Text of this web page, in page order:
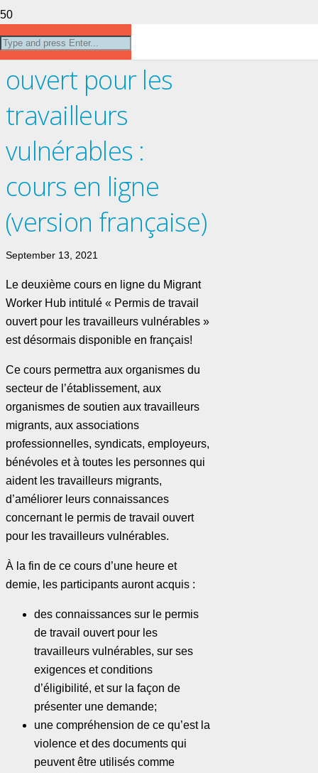
Permis de travail
ouvert pour les
travailleurs
vulnérables :
cours en ligne
(version française)
September 13, 2021
Le deuxième cours en ligne du Migrant
Worker Hub intitulé « Permis de travail
ouvert pour les travailleurs vulnérables »
est désormais disponible en français!
Ce cours permettra aux organismes du
secteur de l’établissement, aux
organismes de soutien aux travailleurs
migrants, aux associations
professionnelles, syndicats, employeurs,
bénévoles et à toutes les personnes qui
aident les travailleurs migrants,
d’améliorer leurs connaissances
concernant le permis de travail ouvert
pour les travailleurs vulnérables.
À la fin de ce cours d’une heure et
demie, les participants auront acquis :
des connaissances sur le permis
de travail ouvert pour les
travailleurs vulnérables, sur ses
exigences et conditions
d’éligibilité, et sur la façon de
présenter une demande;
une compréhension de ce qu’est la
violence et des documents qui
peuvent être utilisés comme